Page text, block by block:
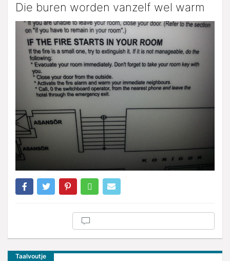
Die buren worden vanzelf wel warm
Taalvoutje